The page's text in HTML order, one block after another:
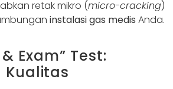
retak mikro (micro-cracking)
instalasi gas medis Anda.
Exam” Test: